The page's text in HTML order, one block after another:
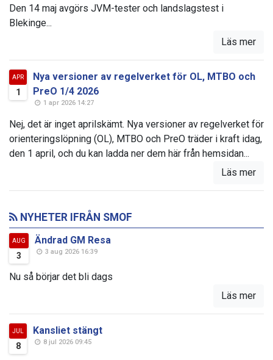
Den 14 maj avgörs JVM-tester och landslagstest i
Blekinge...
Läs mer
APR
1
Nya versioner av regelverket för OL, MTBO och
PreO 1/4 2026
1 apr 2026 14:27
Nej, det är inget aprilskämt. Nya versioner av regelverket för
orienteringslöpning (OL), MTBO och PreO träder i kraft idag,
den 1 april, och du kan ladda ner dem här från hemsidan...
Läs mer
NYHETER IFRÅN SMOF
AUG
3
Ändrad GM Resa
3 aug 2026 16:39
Nu så börjar det bli dags
Läs mer
JUL
8
Kansliet stängt
8 jul 2026 09:45